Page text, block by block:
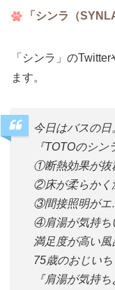
「シンラ（
「シンラ」の
ます。
今日はバスの
『TOTOのシン
①断熱効果が抜
②床が柔らかく
③間接照明が
④肩湯が気持ち
満足度が高い風
75歳のおじい
『肩湯が気持